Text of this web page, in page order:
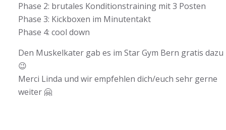
Phase 2: brutales Konditionstraining mit 3 Posten
Phase 3: Kickboxen im Minutentakt
Phase 4: cool down
Den Muskelkater gab es im Star Gym Bern gratis dazu
😉
Merci Linda und wir empfehlen dich/euch sehr gerne
weiter 🤗